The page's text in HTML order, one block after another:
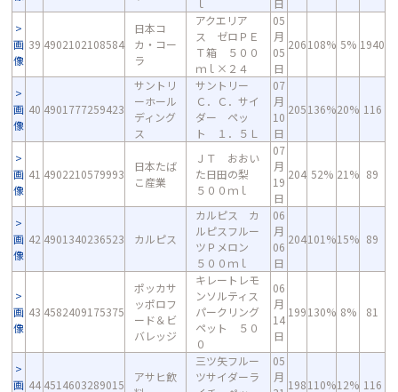
ｌ
日
画
像
39 4902102108584
日本コ
カ・コー
ラ
アクエリア
ス ゼロＰＥ
Ｔ箱 ５００
ｍｌ×２４
05
月
05
日
206108% 5% 1940
画
像
40 4901777259423
サントリ
ーホール
ディング
ス
サントリー
Ｃ．Ｃ．サイ
ダー ペッ
ト １．５Ｌ
07
月
10
日
205136%20% 116
画
像
41 4902210579993
日本たば
こ産業
ＪＴ おおい
た日田の梨
５００ｍｌ
07
月
19
日
204 52% 21% 89
画
像
42 4901340236523 カルピス
カルピス カ
ルピスフルー
ツＰメロン
５００ｍｌ
06
月
06
日
204101%15% 89
画
像
43 4582409175375
ポッカサ
ッポロフ
ード＆ビ
バレッジ
キレートレモ
ンソルティス
パークリング
ペット ５０
０
06
月
14
日
199130% 8% 81
画 44 4514603289015
アサヒ飲
三ツ矢フルー
ツサイダーラ
05
月
198110%12% 116